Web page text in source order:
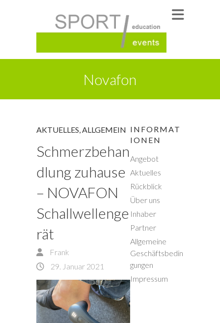
Novafon
AKTUELLES,ALLGEMEIN
Schmerzbehan
dlung zuhause
– NOVAFON
Schallwellenge
rät
Frank
29. Januar 2021
INFORMAT
IONEN
Angebot
Aktuelles
Rückblick
Über uns
Inhaber
Partner
Allgemeine
Geschäftsbedin
gungen
Impressum